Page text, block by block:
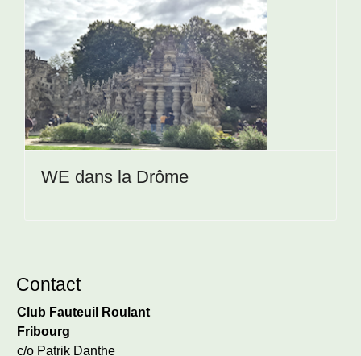
WE dans la Drôme
Contact
Club Fauteuil Roulant
Fribourg
c/o Patrik Danthe